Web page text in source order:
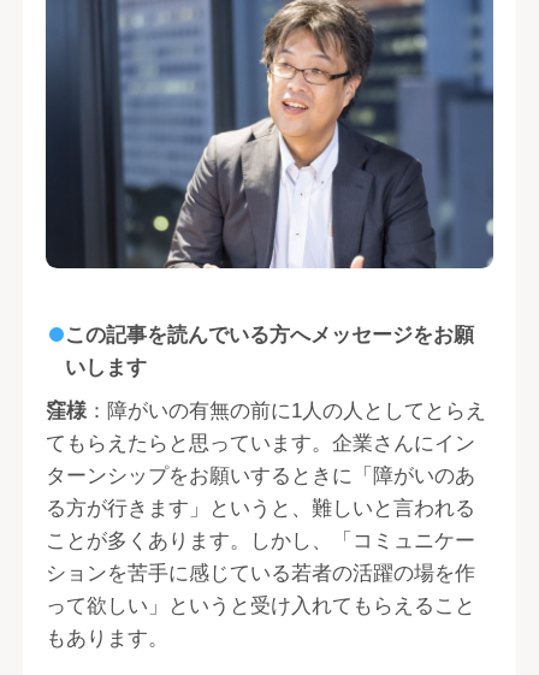
この記事を読んでいる方へメッセージをお願
いします
窪様 ：障がいの有無の前に1人の人としてとらえ
てもらえたらと思っています。企業さんにイン
ターンシップをお願いするときに「障がいのあ
る方が行きます」というと、難しいと言われる
ことが多くあります。しかし、「コミュニケー
ションを苦手に感じている若者の活躍の場を作
って欲しい」というと受け入れてもらえること
もあります。